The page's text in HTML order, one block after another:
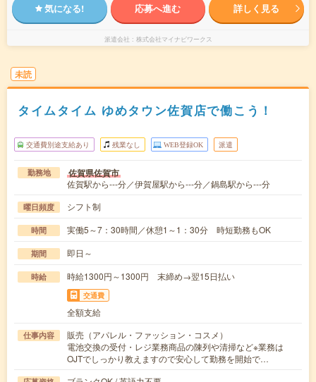
気になる! 応募へ進む 詳しく見る
派遣会社 株式会社マイナビワークス
未読
タイムタイム ゆめタウン佐賀店で働こう！
交通費別途支給あり 残業なし WEB登録OK 派遣
勤務地 佐賀県佐賀市
佐賀駅から---分／伊賀屋駅から---分／鍋島駅から---分
曜日頻度 シフト制
時間 実働5～7：30時間／休憩1～1：30分 時短勤務もOK
期間 即日～
時給 時給1300円～1300円 末締め→翌15日払い
交通費
全額支給
仕事内容
販売（アパレル・ファッション・コスメ）
電池交換の受付・レジ業務商品の陳列や清掃など※業務は
OJTでしっかり教えますので安心して勤務を開始で…